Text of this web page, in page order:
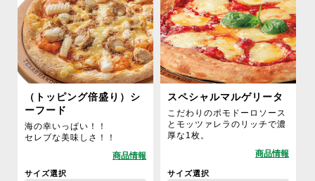
（トッピング倍盛り）シ
ーフード
海の幸いっぱい！！
セレブな美味しさ！！
サイズ選択
スペシャルマルゲリータ
こだわりのポモドーロソース
とモッツァレラのリッチで濃
厚な1枚。
サイズ選択